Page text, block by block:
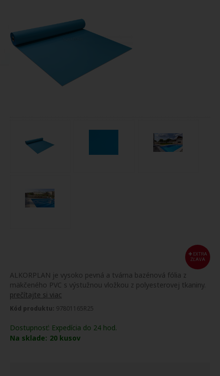
EXTRA
ZĽAVA
ALKORPLAN je vysoko pevná a tvárna bazénová fólia z
mäkčeného PVC s výstužnou vložkou z polyesterovej tkaniny.
prečítajte si viac
Kód produktu: 97801165R25
Dostupnosť: Expedícia do 24 hod.
Na sklade: 20 kusov